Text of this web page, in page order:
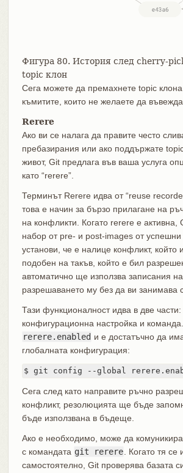
Фигура 80. История след cherry-
topic клон
Сега можете да премахнете topic клона
къмитите, които не желаете да
Rerere
Ако ви се налага да правите често
пребазирания или ако поддържате
живот, Git предлага във ваша услуга
като “rerere”.
Терминът Rerere идва от “reuse
това е начин за бързо прилагане на
на конфликти. Когато rerere е
набор от pre- и post-images от
установи, че е налице конфликт, който
подобен на такъв, който е бил
автоматично ще използва записания
разрешаването му без да ви занимава
Тази функционалност идва в две части:
конфигурационна настройка и
rerere.enabled и е достатъчно да
глобалната конфигурация:
$ git config --global
Сега след като направите ръчно
конфликт, резолюцията ще бъде
бъде използвана в бъдеще.
Ако е необходимо, може да
с командата git rerere. Когато тя се
самостоятелно, Git проверява базата